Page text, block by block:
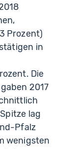
Prozent)
in
Die
2017
lag
Pfalz
wenigsten